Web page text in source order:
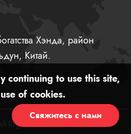
Хэнда, район
Китай.
Rights Reserved
Свяжитесь с нами
continuing to use this site,
of cookies.
Reject